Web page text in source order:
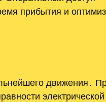
прибытия и
движения․
электрической